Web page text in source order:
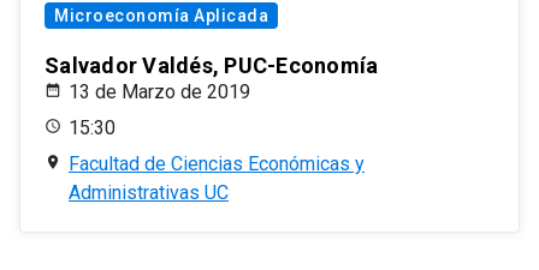
Microeconomía Aplicada
Salvador Valdés, PUC-Economía
13 de Marzo de 2019
15:30
Facultad de Ciencias Económicas y
Administrativas UC